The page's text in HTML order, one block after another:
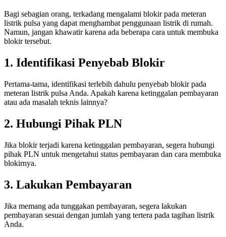
Bagi sebagian orang, terkadang mengalami blokir pada meteran
listrik pulsa yang dapat menghambat penggunaan listrik di rumah.
Namun, jangan khawatir karena ada beberapa cara untuk membuka
blokir tersebut.
1. Identifikasi Penyebab Blokir
Pertama-tama, identifikasi terlebih dahulu penyebab blokir pada
meteran listrik pulsa Anda. Apakah karena ketinggalan pembayaran
atau ada masalah teknis lainnya?
2. Hubungi Pihak PLN
Jika blokir terjadi karena ketinggalan pembayaran, segera hubungi
pihak PLN untuk mengetahui status pembayaran dan cara membuka
blokirnya.
3. Lakukan Pembayaran
Jika memang ada tunggakan pembayaran, segera lakukan
pembayaran sesuai dengan jumlah yang tertera pada tagihan listrik
Anda.